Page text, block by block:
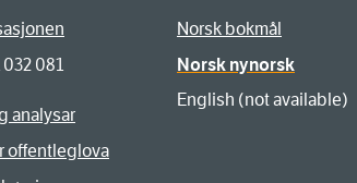
032 081
analysar
offentleglova
Norsk bokmål
Norsk nynorsk
English (not available)